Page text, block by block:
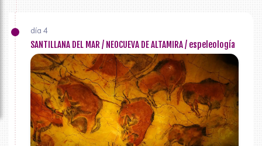
día 4
SANTILLANA DEL MAR / NEOCUEVA DE ALTAMIRA / espeleología